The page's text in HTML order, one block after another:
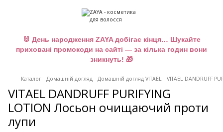
🐰 День народження ZAYA добігає кінця… Шукайте
приховані промокоди на сайті — за кілька годин вони
зникнуть! 🎁
Каталог Домашній догляд Домашній догляд VITAEL VITAEL DANDRUFF
VITAEL DANDRUFF PURIFYING
LOTION Лосьон очищаючий проти
лупи